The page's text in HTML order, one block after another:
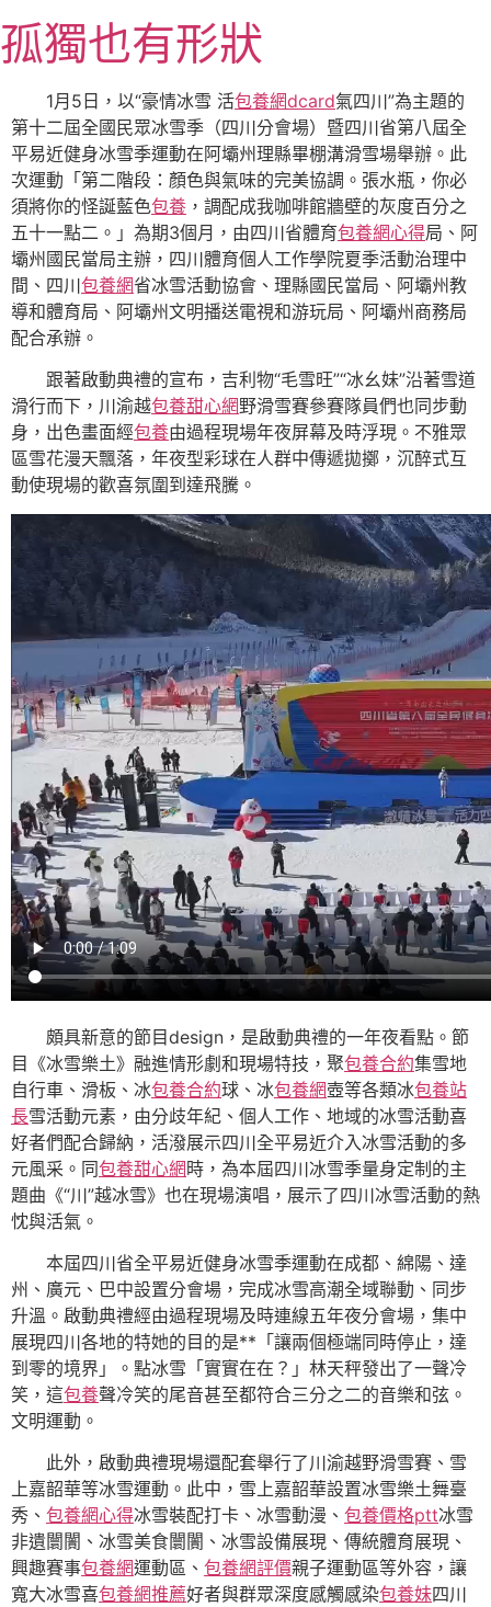
至
主
內
容
孤獨也有形狀
1月5日，以“豪情冰雪 活包養網dcard氣四川”為主題的
第十二屆全國民眾冰雪季（四川分會場）暨四川省第八屆全
平易近健身冰雪季運動在阿壩州理縣畢棚溝滑雪場舉辦。此
次運動「第二階段：顏色與氣味的完美協調。張水瓶，你必
須將你的怪誕藍色包養 ，調配成我咖啡館牆壁的灰度百分之
五十一點二。」為期3個月，由四川省體育包養網心得局、阿
壩州國民當局主辦，四川體育個人工作學院夏季活動治理中
間、四川包養網省冰雪活動協會、理縣國民當局、阿壩州教
導和體育局、阿壩州文明播送電視和游玩局、阿壩州商務局
配合承辦。
跟著啟動典禮的宣布，吉利物“毛雪旺”“冰幺妹”沿著雪道
滑行而下，川渝越包養甜心網野滑雪賽參賽隊員們也同步動
身，出色畫面經包養由過程現場年夜屏幕及時浮現。不雅眾
區雪花漫天飄落，年夜型彩球在人群中傳遞拋擲，沉醉式互
動使現場的歡喜氛圍到達飛騰。
頗具新意的節目design，是啟動典禮的一年夜看點。節
目《冰雪樂土》融進情形劇和現場特技，聚包養合約集雪地
自行車、滑板、冰包養合約球、冰包養網壺等各類冰包養站
長雪活動元素，由分歧年紀、個人工作、地域的冰雪活動喜
好者們配合歸納，活潑展示四川全平易近介入冰雪活動的多
元風采。同包養甜心網時，為本屆四川冰雪季量身定制的主
題曲《“川”越冰雪》也在現場演唱，展示了四川冰雪活動的熱
忱與活氣。
本屆四川省全平易近健身冰雪季運動在成都、綿陽、達
州、廣元、巴中設置分會場，完成冰雪高潮全域聯動、同步
升溫。啟動典禮經由過程現場及時連線五年夜分會場，集中
展現四川各地的特她的目的是**「讓兩個極端同時停止，達
到零的境界」。點冰雪「實實在在？」林天秤發出了一聲冷
笑，這包養聲冷笑的尾音甚至都符合三分之二的音樂和弦。
文明運動。
此外，啟動典禮現場還配套舉行了川渝越野滑雪賽、雪
上嘉韶華等冰雪運動。此中，雪上嘉韶華設置冰雪樂土舞臺
秀、 包養網心得冰雪裝配打卡、冰雪動漫、 包養價格ptt冰雪
非遺闤闠、冰雪美食闤闠、冰雪設備展現、傳統體育展現、
興趣賽事包養網運動區、 包養網評價親子運動區等外容，讓
寬大冰雪喜包養網推薦好者與群眾深度感觸感染包養妹四川